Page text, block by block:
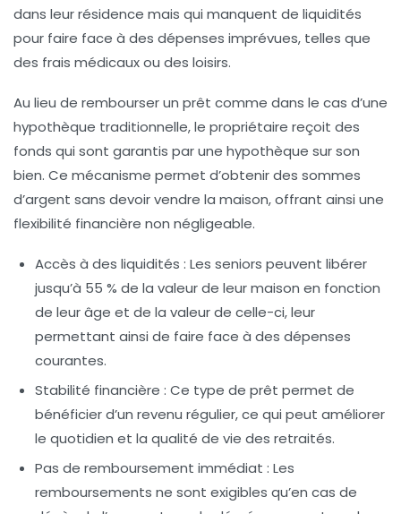
dans leur résidence mais qui manquent de liquidités
pour faire face à des dépenses imprévues, telles que
des frais médicaux ou des loisirs.
Au lieu de rembourser un prêt comme dans le cas d’une
hypothèque traditionnelle, le propriétaire reçoit des
fonds qui sont garantis par une hypothèque sur son
bien. Ce mécanisme permet d’obtenir des sommes
d’argent sans devoir vendre la maison, offrant ainsi une
flexibilité financière non négligeable.
Accès à des liquidités : Les seniors peuvent libérer
jusqu’à 55 % de la valeur de leur maison en fonction
de leur âge et de la valeur de celle-ci, leur
permettant ainsi de faire face à des dépenses
courantes.
Stabilité financière : Ce type de prêt permet de
bénéficier d’un revenu régulier, ce qui peut améliorer
le quotidien et la qualité de vie des retraités.
Pas de remboursement immédiat : Les
remboursements ne sont exigibles qu’en cas de